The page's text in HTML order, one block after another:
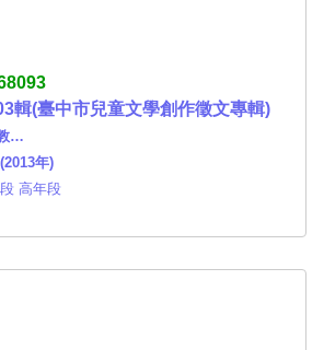
輯(臺中市兒童文學創作徵文專輯)
…
年)
高年段